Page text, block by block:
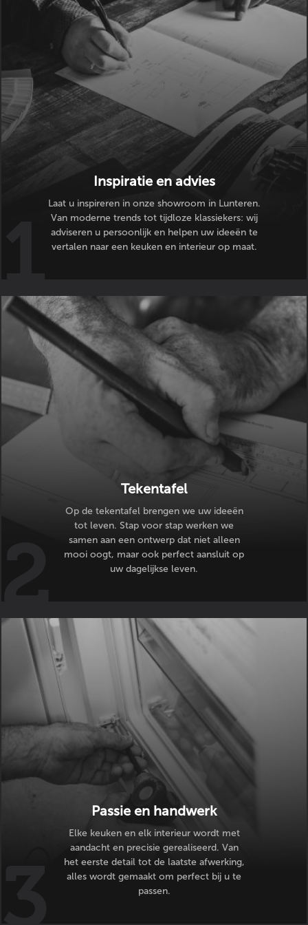
Inspiratie en advies
Laat u inspireren in onze showroom in Lunteren.
Van moderne trends tot tijdloze klassiekers: wij
adviseren u persoonlijk en helpen uw ideeën te
vertalen naar een keuken en interieur op maat.
Tekentafel
Op de tekentafel brengen we uw ideeën
tot leven. Stap voor stap werken we
samen aan een ontwerp dat niet alleen
mooi oogt, maar ook perfect aansluit op
uw dagelijkse leven.
Passie en handwerk
Elke keuken en elk interieur wordt met
aandacht en precisie gerealiseerd. Van
het eerste detail tot de laatste afwerking,
alles wordt gemaakt om perfect bij u te
passen.